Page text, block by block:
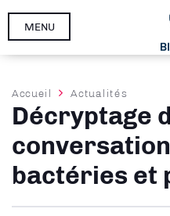
Aller
MENU
Fil
d'Ariane
Accueil Actualités
Décryptage
bactéries et